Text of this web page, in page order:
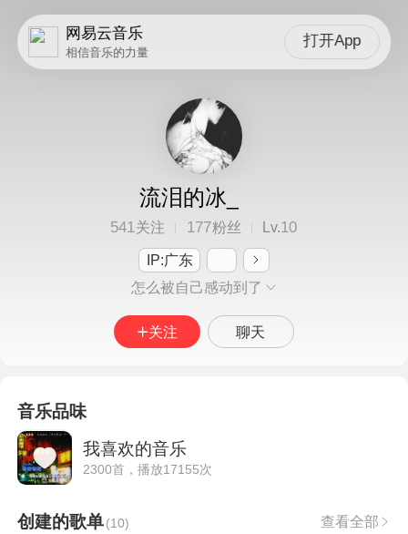
网易云音乐
相信音乐的力量
打开App
流泪的冰_
541关注 177粉丝 Lv.10
IP:广东
怎么被自己感动到了
关注 聊天
音乐品味
我喜欢的音乐
2300首，播放17155次
创建的歌单(10) 查看全部